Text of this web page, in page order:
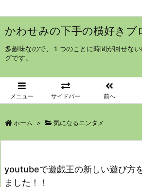
かわせみの下手の横好きブ
多趣味なので、１つのことに時間が回せな
グです。
メニュー サイドバー 前へ
ホーム > 気になるエンタメ
youtubeで遊戯王の新しい遊び方
ました！！